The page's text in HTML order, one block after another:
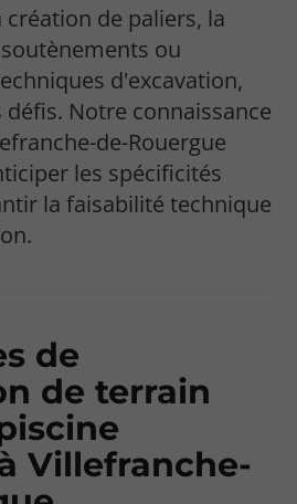
de paliers, la
ou
d'excavation,
Notre connaissance
de-Rouergue
les spécificités
la faisabilité technique
de
de terrain
Villefranche-